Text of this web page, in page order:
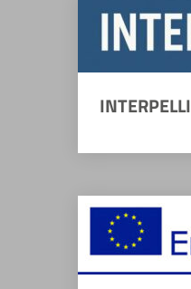
INTERPELLI